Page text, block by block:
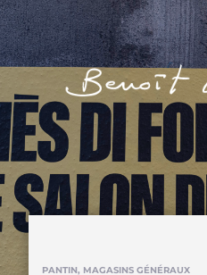
PANTIN, MAGASINS GÉNÉRAUX